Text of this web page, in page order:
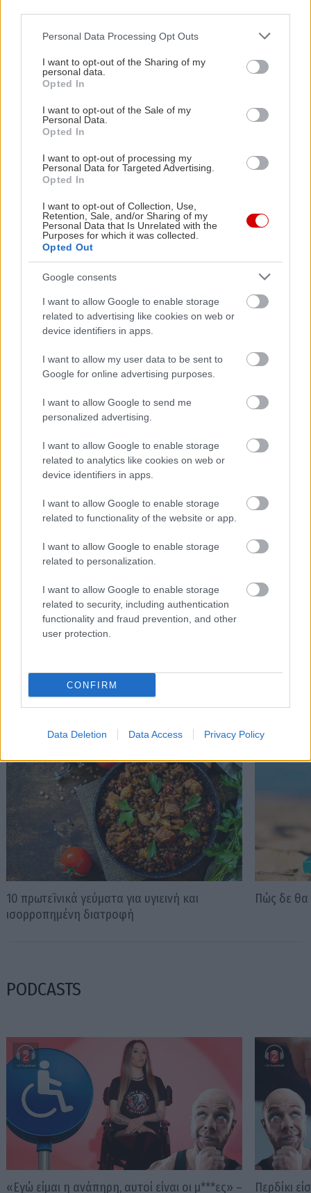
Please note that this website/app uses one or more Google
not limited to your visit or usage behaviour. You may click to
grant or deny consent to Google and its third-party tags to
use your data for below specified purposes in below Google
consent section.
Personal Data Processing Opt Outs
I want to opt-out of the Sharing of my
personal data.
Opted In
I want to opt-out of the Sale of my
Personal Data.
Opted In
I want to opt-out of processing my
Personal Data for Targeted Advertising.
Opted In
I want to opt-out of Collection, Use,
Retention, Sale, and/or Sharing of my
Personal Data that Is Unrelated with the
Purposes for which it was collected.
Opted Out
Google consents
I want to allow Google to enable storage
related to advertising like cookies on web or
device identifiers in apps.
I want to allow my user data to be sent to
Google for online advertising purposes.
I want to allow Google to send me
personalized advertising.
I want to allow Google to enable storage
related to analytics like cookies on web or
device identifiers in apps.
I want to allow Google to enable storage
related to functionality of the website or app.
I want to allow Google to enable storage
related to personalization.
I want to allow Google to enable storage
related to security, including authentication
functionality and fraud prevention, and other
user protection.
CONFIRM
Data Deletion Data Access Privacy Policy
Δαμβουνέλη, για τις υγιεινές και γευστικές
προτάσεις.
Διαβάστε επίσης
10 πρωτεϊνικά γεύματα για υγιεινή και
ισορροπημένη διατροφή
Πώς δε θα
PODCASTS
«Εγώ είμαι η ανάπηρη, αυτοί είναι οι μ***ες» – Περδίκι